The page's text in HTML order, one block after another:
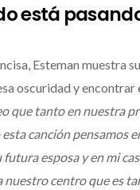
está
Esteman muestra
oscuridad y
que tanto en nuestra
canción pensamos
futura esposa y en mi
nuestro centro que es